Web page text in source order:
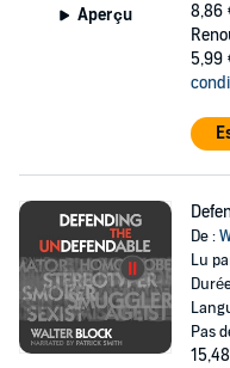
Aperçu 8,86
5,99
De :
Lu
Pas